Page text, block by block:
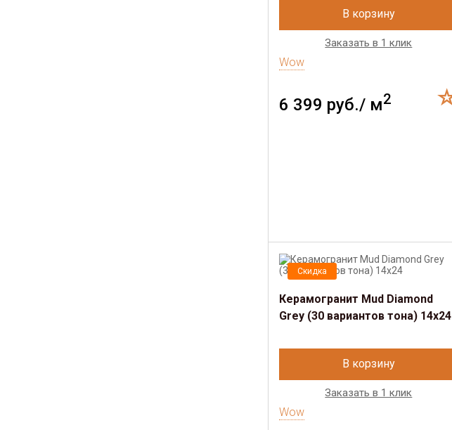
В корзину
Заказать в 1 клик
Wow
6 399 руб./ м2
Скидка
Керамогранит Mud Diamond
Grey (30 вариантов тона) 14х24
В корзину
Заказать в 1 клик
Wow